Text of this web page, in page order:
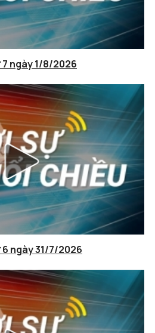
ngày 1/8/2026
ngày 31/7/2026